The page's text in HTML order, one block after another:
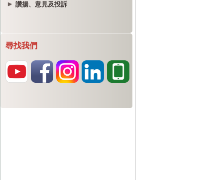
讚揚、意見及投訴
尋找我們